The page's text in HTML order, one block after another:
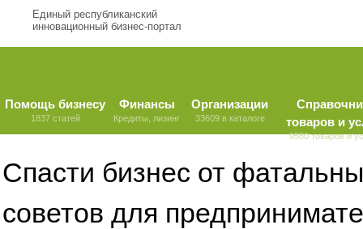
Единый республиканский
инновационный бизнес-портал
Помощь бизнесу
1837 статей
Финансы
Кредиты, лизинг
Организации
33609 в каталоге
товаров и
9580 товаров и
Спасти бизнес от
советов для